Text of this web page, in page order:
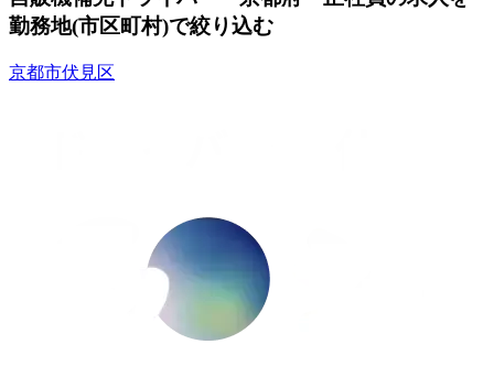
勤務地(市区町村)で絞り込む
京都市伏見区